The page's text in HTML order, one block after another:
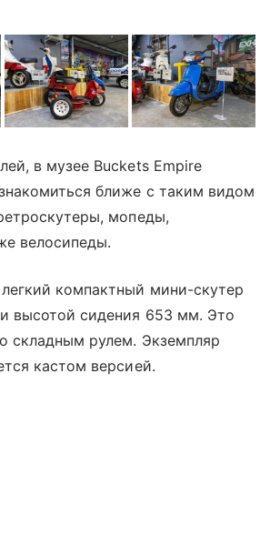
в музее Buckets Empire
ближе с таким видом
мопеды,
велосипеды.
компактный мини-скутер
высотой сидения 653 мм. Это
складным рулем. Экземпляр
кастом версией.